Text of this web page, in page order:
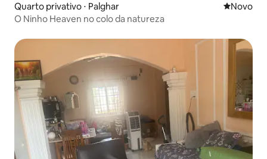
Quarto privativo ⋅ Palghar Novo
Novo
O Ninho Heaven no colo da natureza